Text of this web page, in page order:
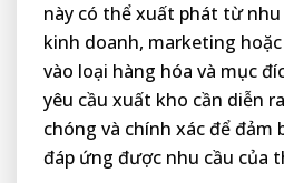
này có thể xuất phát từ nhu
kinh doanh, marketing
vào loại hàng hóa và mục
yêu cầu xuất kho cần diễn
chóng và chính xác để đảm
đáp ứng được nhu cầu của